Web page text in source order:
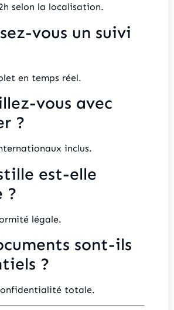
selon la localisation.
vous un suivi
en temps réel.
vous avec
?
inclus.
est-elle
?
légale.
sont-ils
?
totale.